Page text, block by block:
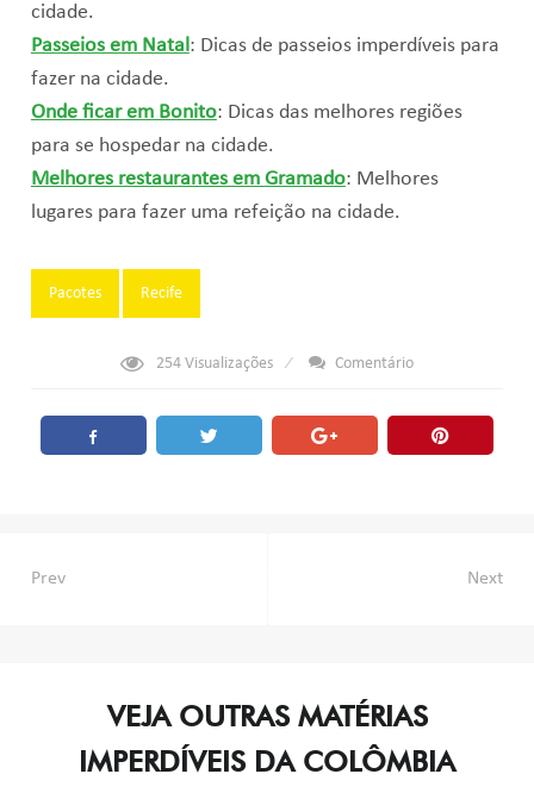
cidade.
Passeios em Natal: Dicas de passeios imperdíveis para
fazer na cidade.
Onde ficar em Bonito: Dicas das melhores regiões
para se hospedar na cidade.
Melhores restaurantes em Gramado: Melhores
lugares para fazer uma refeição na cidade.
Pacotes Recife
254Visualizações Comentário
Navegação
Prev Next
VEJA OUTRAS MATÉRIAS
IMPERDÍVEIS DA COLÔMBIA